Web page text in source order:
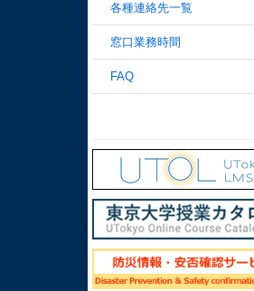
各種連絡先一覧
窓口業務時間
FAQ